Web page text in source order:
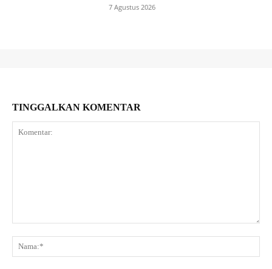
7 Agustus 2026
TINGGALKAN KOMENTAR